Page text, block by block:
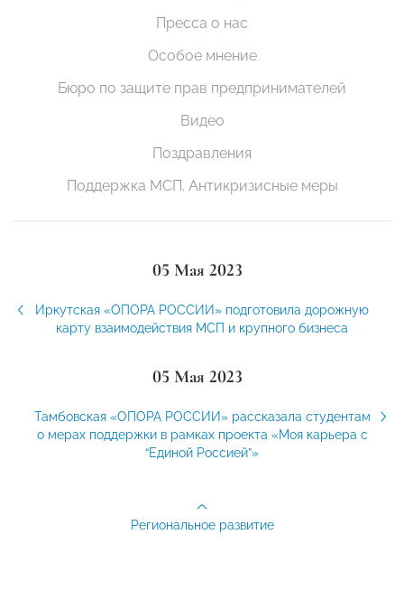
Пресса о нас
Особое мнение
Бюро по защите прав предпринимателей
Видео
Поздравления
Поддержка МСП. Антикризисные меры
05 Мая 2023
Иркутская «ОПОРА РОССИИ» подготовила дорожную
карту взаимодействия МСП и крупного бизнеса
05 Мая 2023
Тамбовская «ОПОРА РОССИИ» рассказала студентам
о мерах поддержки в рамках проекта «Моя карьера с
“Единой Россией”»
Региональное развитие